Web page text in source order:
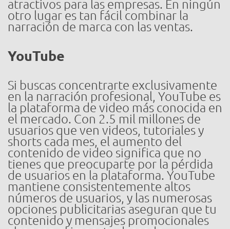
atractivos para las empresas. En ningún
otro lugar es tan fácil combinar la
narración de marca con las ventas.
YouTube
Si buscas concentrarte exclusivamente
en la narración profesional, YouTube es
la plataforma de video más conocida en
el mercado. Con 2.5 mil millones de
usuarios que ven videos, tutoriales y
shorts cada mes, el aumento del
contenido de video significa que no
tienes que preocuparte por la pérdida
de usuarios en la plataforma. YouTube
mantiene consistentemente altos
números de usuarios, y las numerosas
opciones publicitarias aseguran que tu
contenido y mensajes promocionales